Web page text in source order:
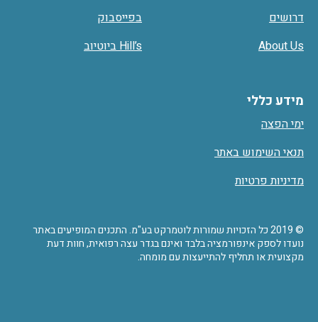
דרושים
About Us
מידע כללי
ימי הפצה
תנאי השימוש באתר
מדיניות פרטיות
בפייסבוק
Hill’s ביוטיוב
© 2019 כל הזכויות שמורות לוטמרקט בע"מ. התכנים המופיעים באתר
נועדו לספק אינפורמציה בלבד ואינם בגדר עצה רפואית, חוות דעת
מקצועית או תחליף להתייעצות עם מומחה.